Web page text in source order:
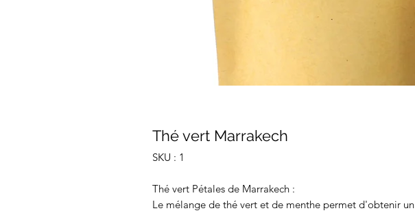
Thé vert Marrakech
SKU : 1
Thé vert Pétales de Marrakech :
Le mélange de thé vert et de menthe permet d'obtenir un